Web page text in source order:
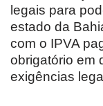
legais para
estado da
com o IPVA
obrigatório em
exigências